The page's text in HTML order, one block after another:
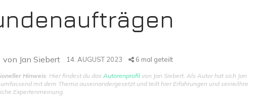
von Jan Siebert 14. AUGUST 2023 6 mal geteilt
Hinweis: Hier findest du das Autorenprofil von Jan Siebert. Als Autor hat sich Jan
mit dem Thema auseinandergesetzt und teilt hier Erfahrungen und seine/ihre
Expertenmeinung.